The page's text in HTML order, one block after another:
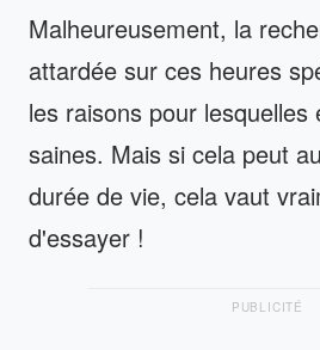
Malheureusement, la
attardée sur ces heures
les raisons pour lesquelles
saines. Mais si cela peut
durée de vie, cela vaut
d'essayer !
PUBLICITÉ